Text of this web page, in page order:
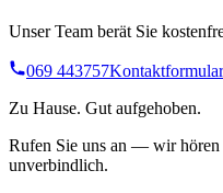
Unser Team berät Sie
069 443757Kontaktformular
Zu Hause. Gut aufgehoben.
Rufen Sie uns an — wir hören
unverbindlich.